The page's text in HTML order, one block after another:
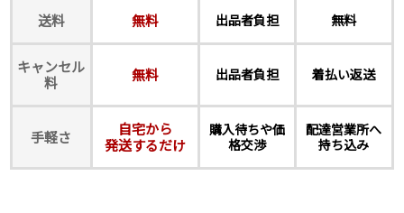
送料 無料 出品者負担 無料
キャンセル
料
無料 出品者負担 着払い返送
手軽さ
自宅から
発送するだけ
購入待ちや価
格交渉
配達営業所へ
持ち込み